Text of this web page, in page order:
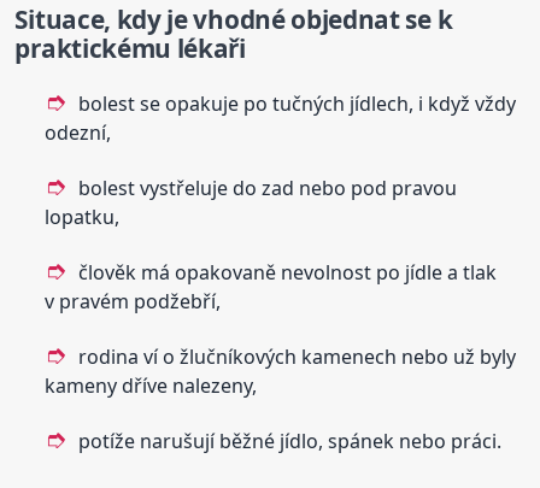
Situace, kdy je vhodné objednat se k
praktickému lékaři
bolest se opakuje po tučných jídlech, i když vždy
odezní,
bolest vystřeluje do zad nebo pod pravou
lopatku,
člověk má opakovaně nevolnost po jídle a tlak
v pravém podžebří,
rodina ví o žlučníkových kamenech nebo už byly
kameny dříve nalezeny,
potíže narušují běžné jídlo, spánek nebo práci.